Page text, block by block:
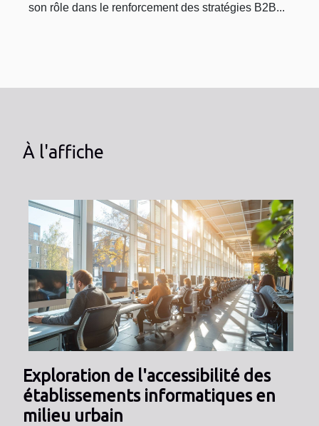
son rôle dans le renforcement des stratégies B2B...
À l'affiche
Exploration de l'accessibilité des
établissements informatiques en
milieu urbain